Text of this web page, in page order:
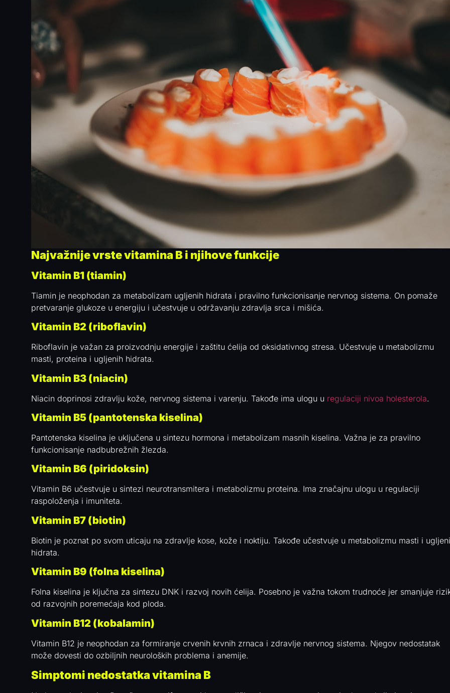
Najvažnije vrste vitamina B i njihove funkcije
Vitamin B1 (tiamin)
Tiamin je neophodan za metabolizam ugljenih hidrata i pravilno funkcionisanje nervnog sistema. On pomaže
pretvaranje glukoze u energiju i učestvuje u održavanju zdravlja srca i mišića.
Vitamin B2 (riboflavin)
Riboflavin je važan za proizvodnju energije i zaštitu ćelija od oksidativnog stresa. Učestvuje u metabolizmu
masti, proteina i ugljenih hidrata.
Vitamin B3 (niacin)
Niacin doprinosi zdravlju kože, nervnog sistema i varenju. Takođe ima ulogu u regulaciji nivoa holesterola.
Vitamin B5 (pantotenska kiselina)
Pantotenska kiselina je uključena u sintezu hormona i metabolizam masnih kiselina. Važna je za pravilno
funkcionisanje nadbubrežnih žlezda.
Vitamin B6 (piridoksin)
Vitamin B6 učestvuje u sintezi neurotransmitera i metabolizmu proteina. Ima značajnu ulogu u regulaciji
raspoloženja i imuniteta.
Vitamin B7 (biotin)
Biotin je poznat po svom uticaju na zdravlje kose, kože i noktiju. Takođe učestvuje u metabolizmu masti i
hidrata.
Vitamin B9 (folna kiselina)
Folna kiselina je ključna za sintezu DNK i razvoj novih ćelija. Posebno je važna tokom trudnoće jer smanjuje
od razvojnih poremećaja kod ploda.
Vitamin B12 (kobalamin)
Vitamin B12 je neophodan za formiranje crvenih krvnih zrnaca i zdravlje nervnog sistema. Njegov nedostatak
može dovesti do ozbiljnih neuroloških problema i anemije.
Simptomi nedostatka vitamina B